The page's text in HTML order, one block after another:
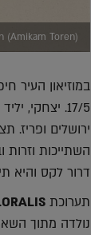
(Amikam Toren)
במוזיאון העיר
17/5.
ירושלים ופריז.
השתייכות
דרור לקס והיא
תערוכת
נולדה מתוך